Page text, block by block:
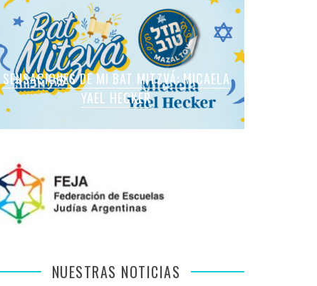
SENSACIONES DE MI BAT MITZVÁ: MICAELA
YAEL HECKER
SENSACIONES DE MI BAT MITZVÁ: MARTINA
SOL LEVY
SENSACIONES DE MI BAT MITZVÁ: MICAELA
ROMANO APFELBAUM
SENSACIONES DE MI BAT MITZVÁ: VIOLETA
LIEBMAN
SENSACIONES EN MI BAR MITZVÁ: VITALI
GUIDA
NUESTRAS NOTICIAS